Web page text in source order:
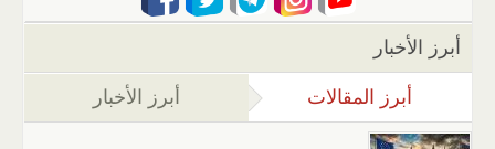
أبرز الأخبار
أبرز المقالات (علامة التبويب النشطة)
أبرز الأخبار